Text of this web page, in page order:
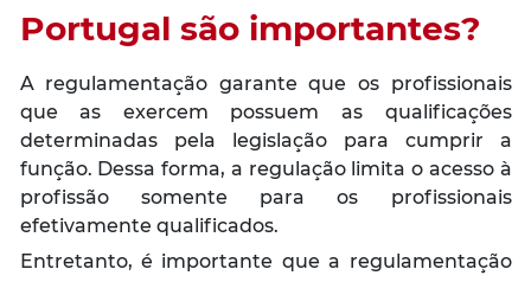
Portugal são importantes?
A regulamentação garante que os profissionais
que as exercem possuem as qualificações
determinadas pela legislação para cumprir a
função. Dessa forma, a regulação limita o acesso à
profissão somente para os profissionais
efetivamente qualificados.
Entretanto, é importante que a regulamentação